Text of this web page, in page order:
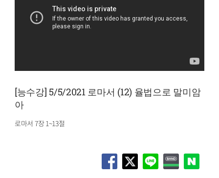
[능수강] 5/5/2021 로마서 (12) 율법으로 말미암
아
로마서 7장 1~13절